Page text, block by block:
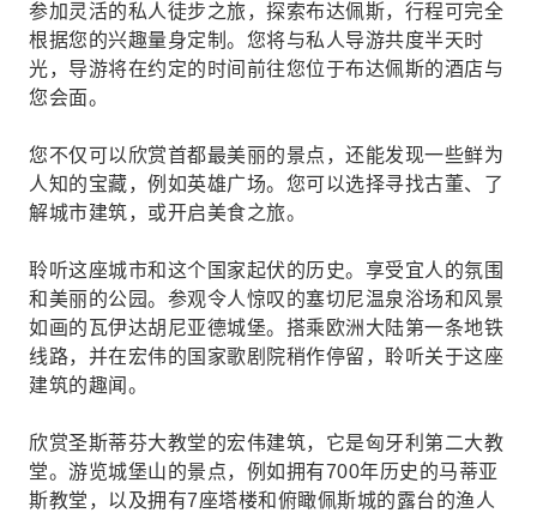
参加灵活的私人徒步之旅，探索布达佩斯，行程可完全
根据您的兴趣量身定制。您将与私人导游共度半天时
光，导游将在约定的时间前往您位于布达佩斯的酒店与
您会面。
您不仅可以欣赏首都最美丽的景点，还能发现一些鲜为
人知的宝藏，例如英雄广场。您可以选择寻找古董、了
解城市建筑，或开启美食之旅。
聆听这座城市和这个国家起伏的历史。享受宜人的氛围
和美丽的公园。参观令人惊叹的塞切尼温泉浴场和风景
如画的瓦伊达胡尼亚德城堡。搭乘欧洲大陆第一条地铁
线路，并在宏伟的国家歌剧院稍作停留，聆听关于这座
建筑的趣闻。
欣赏圣斯蒂芬大教堂的宏伟建筑，它是匈牙利第二大教
堂。游览城堡山的景点，例如拥有700年历史的马蒂亚
斯教堂，以及拥有7座塔楼和俯瞰佩斯城的露台的渔人